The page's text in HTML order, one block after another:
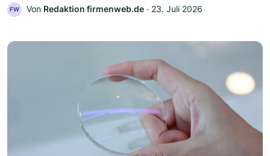
FW Von Redaktion firmenweb.de ‧ 23. Juli 2026